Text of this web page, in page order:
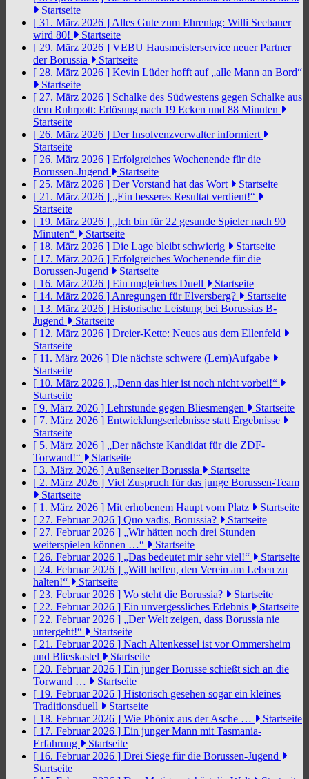
Startseite
[ 31. März 2026 ] Alles Gute zum Ehrentag: Willi Seebauer
wird 80!
Startseite
[ 29. März 2026 ] VEBU Hausmeisterservice neuer Partner
der Borussia
Startseite
[ 28. März 2026 ] Kevin Lüder hofft auf „alle Mann an Bord“
Startseite
[ 27. März 2026 ] Schalke des Südwestens gegen Schalke aus
dem Ruhrpott: Erlösung nach 19 Ecken und 88 Minuten
Startseite
[ 26. März 2026 ] Der Insolvenzverwalter informiert
Startseite
[ 26. März 2026 ] Erfolgreiches Wochenende für die
Borussen-Jugend
Startseite
[ 25. März 2026 ] Der Vorstand hat das Wort
Startseite
[ 21. März 2026 ] „Ein besseres Resultat verdient!“
Startseite
[ 19. März 2026 ] „Ich bin für 22 gesunde Spieler nach 90
Minuten“
Startseite
[ 18. März 2026 ] Die Lage bleibt schwierig
Startseite
[ 17. März 2026 ] Erfolgreiches Wochenende für die
Borussen-Jugend
Startseite
[ 16. März 2026 ] Ein ungleiches Duell
Startseite
[ 14. März 2026 ] Anregungen für Elversberg?
Startseite
[ 13. März 2026 ] Historische Leistung bei Borussias B-
Jugend
Startseite
[ 12. März 2026 ] Dreier-Kette: Neues aus dem Ellenfeld
Startseite
[ 11. März 2026 ] Die nächste schwere (Lern)Aufgabe
Startseite
[ 10. März 2026 ] „Denn das hier ist noch nicht vorbei!“
Startseite
[ 9. März 2026 ] Lehrstunde gegen Bliesmengen
Startseite
[ 7. März 2026 ] Entwicklungserlebnisse statt Ergebnisse
Startseite
[ 5. März 2026 ] „Der nächste Kandidat für die ZDF-
Torwand!“
Startseite
[ 3. März 2026 ] Außenseiter Borussia
Startseite
[ 2. März 2026 ] Viel Zuspruch für das junge Borussen-Team
Startseite
[ 1. März 2026 ] Mit erhobenem Haupt vom Platz
Startseite
[ 27. Februar 2026 ] Quo vadis, Borussia?
Startseite
[ 27. Februar 2026 ] „Wir hätten noch drei Stunden
weiterspielen können …“
Startseite
[ 26. Februar 2026 ] „Das bedeutet mir sehr viel!“
Startseite
[ 24. Februar 2026 ] „Will helfen, den Verein am Leben zu
halten!“
Startseite
[ 23. Februar 2026 ] Wo steht die Borussia?
Startseite
[ 22. Februar 2026 ] Ein unvergessliches Erlebnis
Startseite
[ 22. Februar 2026 ] „Der Welt zeigen, dass Borussia nie
untergeht!“
Startseite
[ 21. Februar 2026 ] Nach Altenkessel ist vor Ommersheim
und Blieskastel
Startseite
[ 20. Februar 2026 ] Ein junger Borusse schießt sich an die
Torwand …
Startseite
[ 19. Februar 2026 ] Historisch gesehen sogar ein kleines
Traditionsduell
Startseite
[ 18. Februar 2026 ] Wie Phönix aus der Asche …
Startseite
[ 17. Februar 2026 ] Ein junger Mann mit Tasmania-
Erfahrung
Startseite
[ 16. Februar 2026 ] Drei Siege für die Borussen-Jugend
Startseite